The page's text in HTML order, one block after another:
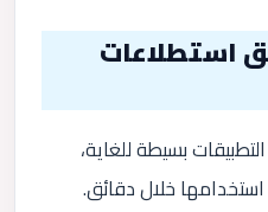
استطلاعات
بسيطة للغاية،
خلال دقائق.